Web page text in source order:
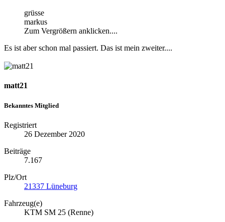
grüsse
markus
Zum Vergrößern anklicken....
Es ist aber schon mal passiert. Das ist mein zweiter....
matt21
Bekanntes Mitglied
Registriert
26 Dezember 2020
Beiträge
7.167
Plz/Ort
21337 Lüneburg
Fahrzeug(e)
KTM SM 25 (Renne)